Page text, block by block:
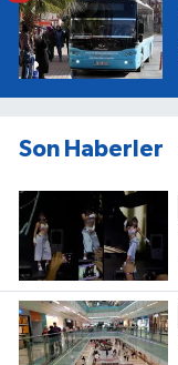
Son Haberler